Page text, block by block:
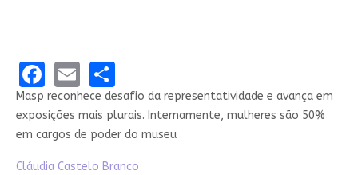
Facebook
EmailShare
Masp reconhece desafio da representatividade e avança em
exposições mais plurais. Internamente, mulheres são 50%
em cargos de poder do museu
Cláudia Castelo Branco